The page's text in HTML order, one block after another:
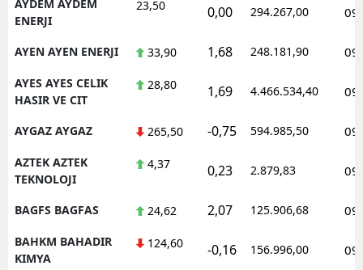
AYDEM AYDEM
ENERJI
23,50 0,00 294.267,00
AYEN AYEN ENERJI 33,90 1,68 248.181,90
AYES AYES CELIK
HASIR VE CIT
28,80 1,69 4.466.534,40
AYGAZ AYGAZ 265,50 -0,75 594.985,50
AZTEK AZTEK
TEKNOLOJI
4,37 0,23 2.879,83
BAGFS BAGFAS 24,62 2,07 125.906,68
BAHKM BAHADIR
KIMYA
124,60 -0,16 156.996,00